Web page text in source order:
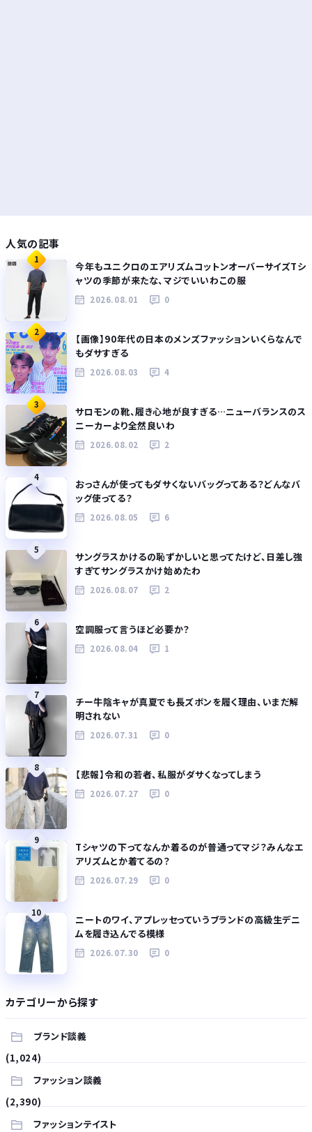
人気の記事
1
今年もユニクロのエアリズムコットンオーバーサイズTシ
ャツの季節が来たな、マジでいいわこの服
2026.08.01 0
2
【画像】90年代の日本のメンズファッションいくらなんで
もダサすぎる
2026.08.03 4
3
サロモンの靴、履き心地が良すぎる…ニューバランスのス
ニーカーより全然良いわ
2026.08.02 2
4
おっさんが使ってもダサくないバッグってある？どんなバ
ッグ使ってる？
2026.08.05 6
5
サングラスかけるの恥ずかしいと思ってたけど、日差し強
すぎてサングラスかけ始めたわ
2026.08.07 2
6
空調服って言うほど必要か？
2026.08.04 1
7
チー牛陰キャが真夏でも長ズボンを履く理由、いまだ解
明されない
2026.07.31 0
8
【悲報】令和の若者、私服がダサくなってしまう
2026.07.27 0
9
Tシャツの下ってなんか着るのが普通ってマジ？みんなエ
アリズムとか着てるの？
2026.07.29 0
10
ニートのワイ、アプレッセっていうブランドの高級生デニ
ムを履き込んでる模様
2026.07.30 0
カテゴリーから探す
ブランド談義
(1,024)
ファッション談義
(2,390)
ファッションテイスト